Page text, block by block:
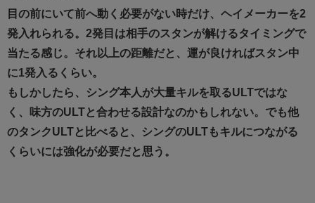
目の前にいて前へ動く必要がない時だけ、ヘイメーカーを2
発入れられる。2発目は相手のスタンが解けるタイミングで
当たる感じ。それ以上の距離だと、運が良ければスタン中
に1発入るくらい。
もしかしたら、シング本人が大量キルを取るULTではな
く、味方のULTと合わせる設計なのかもしれない。でも他
のタンクULTと比べると、シングのULTもキルにつながる
くらいには強化が必要だと思う。